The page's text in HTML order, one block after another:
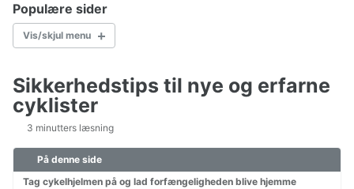
Populære sider
Vis/skjul menu
Cykelkort Danmark
Børn på cykeltur
Hvordan pakkes cyklen?
Planlægning af cykelturen
Valg af cykel
Sikkerhedstips til nye og erfarne
cyklister
3 minutters læsning
På denne side
Tag cykelhjelmen på og lad forfængeligheden blive hjemme